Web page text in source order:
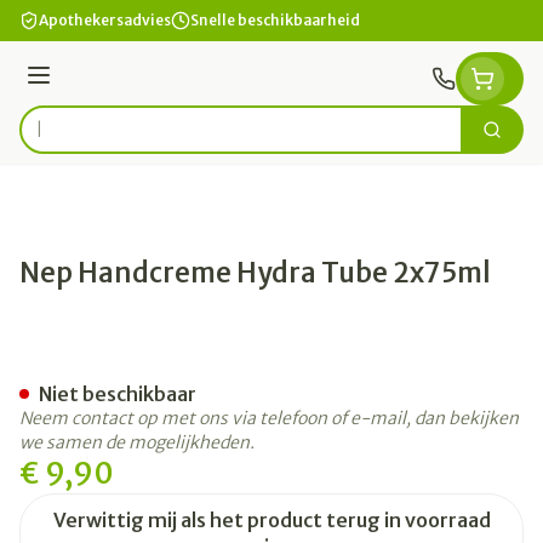
Ga naar de inhoud
Apothekersadvies Snelle beschikbaarheid
Menu
Product, merk, categorie... Zoek
Nep Handcreme Hydra Tube 2x75ml
€ 9,90
Verwittig mij als het product terug in voorraad
Niet beschikbaar
Neem contact op met ons via telefoon of e-mail, dan bekijken
we samen de mogelijkheden.